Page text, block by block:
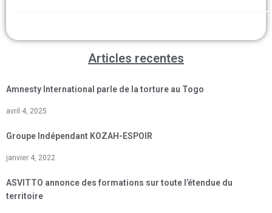
Articles recentes
Amnesty International parle de la torture au Togo
avril 4, 2025
Groupe Indépendant KOZAH-ESPOIR
janvier 4, 2022
ASVITTO annonce des formations sur toute l’étendue du
territoire